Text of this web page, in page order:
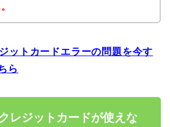
ットカードエラーの問題を今す
ら
レジットカードが使えな